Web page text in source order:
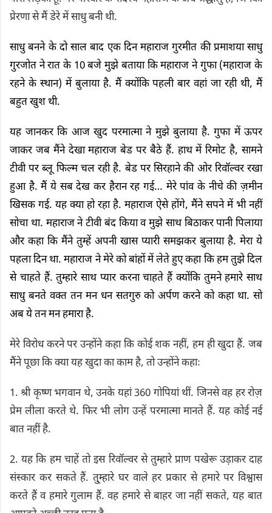
प्रेरणा से मैं डेरे में साधु बनी थी.
साधु बनने के दो साल बाद एक दिन महाराज गुरमीत की प्रमाशया साधु
गुरजोत ने रात के 10 बजे मुझे बताया कि महाराज ने गुफा (महाराज के
रहने के स्थान) में बुलाया है. मैं क्योंकि पहली बार वहां जा रही थी, मैं
बहुत खुश थी.
यह जानकर कि आज खुद परमात्मा ने मुझे बुलाया है. गुफा में ऊपर
जाकर जब मैंने देखा महाराज बेड पर बैठे हैं. हाथ में रिमोट है, सामने
टीवी पर ब्लू फिल्म चल रही है. बेड पर सिरहाने की ओर रिवॉल्वर रखा
हुआ है. मैं ये सब देख कर हैरान रह गई… मेरे पांव के नीचे की ज़मीन
खिसक गई. यह क्या हो रहा है. महाराज ऐसे होंगे, मैंने सपने में भी नहीं
सोचा था. महाराज ने टीवी बंद किया व मुझे साथ बिठाकर पानी पिलाया
और कहा कि मैंने तुम्हें अपनी खास प्यारी समझकर बुलाया है. मेरा ये
पहला दिन था. महाराज ने मेरे को बांहों में लेते हुए कहा कि हम तुझे दिल
से चाहते हैं. तुम्हारे साथ प्यार करना चाहते हैं क्योंकि तुमने हमारे साथ
साधु बनते वक्त तन मन धन सतगुरु को अर्पण करने को कहा था. सो
अब ये तन मन हमारा है.
मेरे विरोध करने पर उन्होंने कहा कि कोई शक नहीं, हम ही खुदा हैं. जब
मैंने पूछा कि क्या यह खुदा का काम है, तो उन्होंने कहाः
1. श्री कृष्ण भगवान थे, उनके यहां 360 गोपियां थीं. जिनसे वह हर रोज़
प्रेम लीला करते थे. फिर भी लोग उन्हें परमात्मा मानते हैं. यह कोई नई
बात नहीं है.
2. यह कि हम चाहें तो इस रिवॉल्वर से तुम्हारे प्राण पखेरू उड़ाकर दाह
संस्कार कर सकते हैं. तु्म्हारे घर वाले हर प्रकार से हमारे पर विश्वास
करते हैं व हमारे गुलाम हैं. वह हमारे से बाहर जा नहीं सकते, यह बात